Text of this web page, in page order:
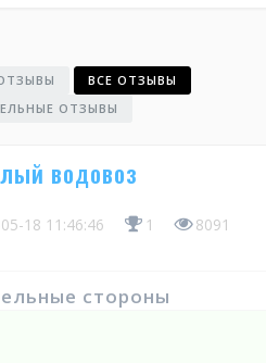
ВСЕ ОТЗЫВЫ
ОТЗЫВЫ
водовоз
18 11:46:46 1 8091
стороны